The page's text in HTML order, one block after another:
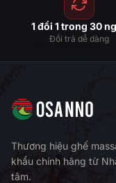
1 đổi 1 trong 30
Đổi trả dễ dàng
Thương hiệu ghế
khẩu chính hãng từ
tâm.